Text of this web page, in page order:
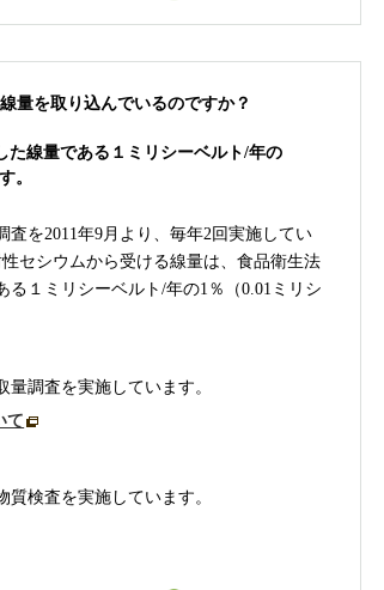
量を取り込んでいるのですか？
た線量である１ミリシーベルト/年の
。
を2011年9月より、毎年2回実施してい
セシウムから受ける線量は、食品衛生法
１ミリシーベルト/年の1％（0.01ミリシ
調査を実施しています。
て
検査を実施しています。